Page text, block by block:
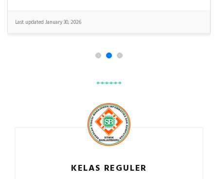
Last updated January 30, 2026
KELAS REGULER